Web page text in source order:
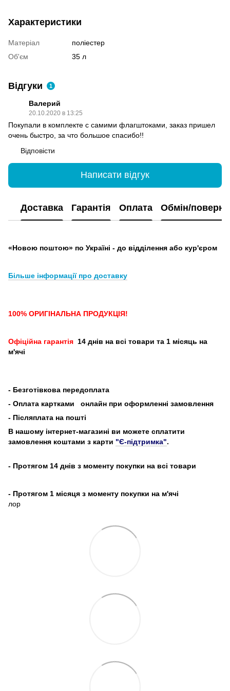
Характеристики
Матеріал
поліестер
Об'єм
35 л
Відгуки 1
Валерий
20.10.2020 в 13:25
Покупали в комплекте с самими флагштоками, заказ пришел
очень быстро, за что большое спасибо!!
Відповісти
Написати відгук
Доставка Гарантія Оплата Обмін/
«Новою поштою» по Україні - до відділення або кур'єром
Більше інформації про доставку
100% ОРИГІНАЛЬНА ПРОДУКЦІЯ!
Офіційна гарантія 14 днів на всі товари та 1 місяць на
м'ячі
- Безготівкова передоплата
- Оплата картками
онлайн при оформленні замовлення
- Післяплата на пошті
В нашому інтернет-магазині ви можете сплатити
замовлення коштами з карти "Є-підтримка".
- Протягом 14 днів з моменту покупки на всі товари
- Протягом 1 місяця з моменту покупки на м'ячі
лор